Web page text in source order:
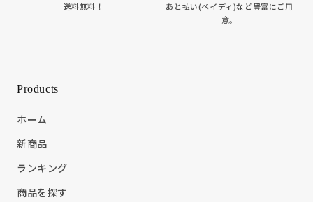
送料無料！
あと払い(ペイディ)など豊富にご用
意。
Products
ホーム
新商品
ランキング
商品を探す